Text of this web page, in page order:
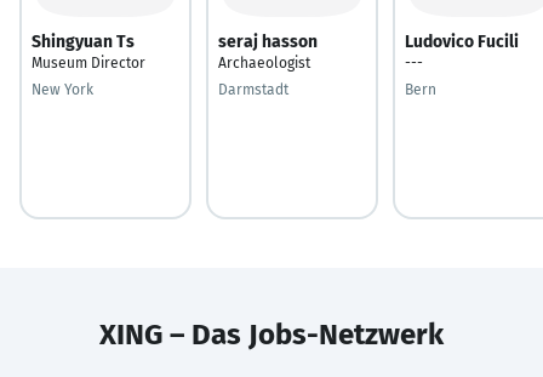
Shingyuan Ts
Museum Director
New York
seraj hasson
Archaeologist
Darmstadt
Ludovico Fucili
---
Bern
XING – Das Jobs-Netzwerk